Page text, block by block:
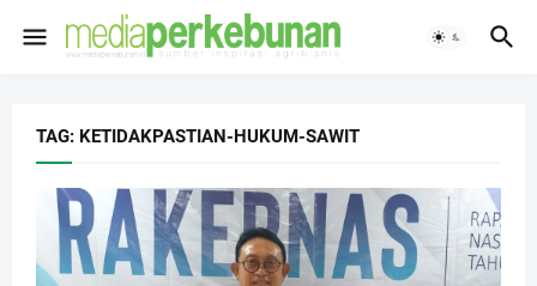
TAG: KETIDAKPASTIAN-HUKUM-SAWIT